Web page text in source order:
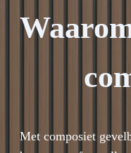
Met composiet